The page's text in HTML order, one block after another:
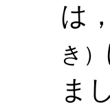
は
き）
ま